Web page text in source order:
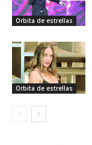
Orbita de estrellas
Orbita de estrellas